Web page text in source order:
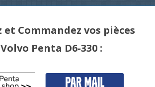
Commandez vos pièces
Volvo Penta D6-330 :